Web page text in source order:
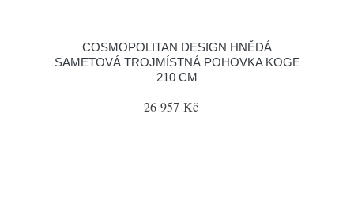
COSMOPOLITAN DESIGN HNĚDÁ
SAMETOVÁ TROJMÍSTNÁ POHOVKA KOGE
210 CM
26 957 Kč